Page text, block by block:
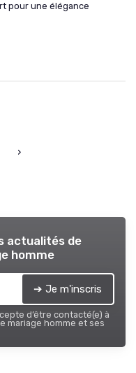
pour une élégance
›
actualités de
homme
➔ Je m'inscris
d’être contacté(e) à
mariage homme et ses